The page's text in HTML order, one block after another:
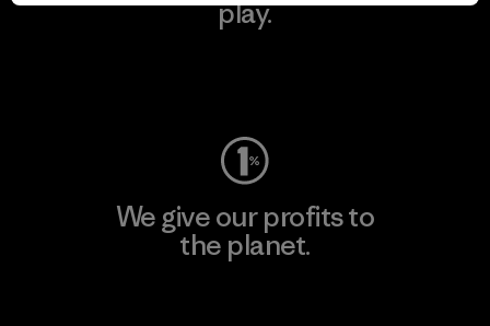
play.
We give our profits to
the planet.